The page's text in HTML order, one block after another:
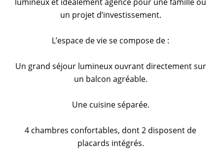
un projet d’investissement.
L’espace de vie se compose de :
Un grand séjour lumineux ouvrant directement sur
un balcon agréable.
Une cuisine séparée.
4 chambres confortables, dont 2 disposent de
placards intégrés.